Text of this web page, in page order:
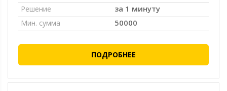
Решение за 1 минуту
Мин. сумма 50000
ПОДРОБНЕЕ